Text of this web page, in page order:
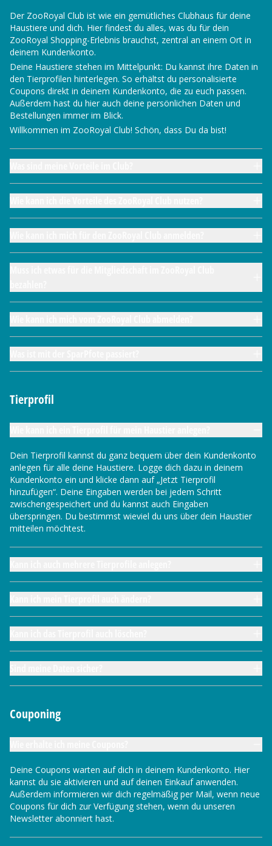
Der ZooRoyal Club ist wie ein gemütliches Clubhaus für deine
Haustiere und dich. Hier findest du alles, was du für dein
ZooRoyal Shopping-Erlebnis brauchst, zentral an einem Ort in
deinem Kundenkonto.
Deine Haustiere stehen im Mittelpunkt: Du kannst ihre Daten in
den Tierprofilen hinterlegen. So erhältst du personalisierte
Coupons direkt in deinem Kundenkonto, die zu euch passen.
Außerdem hast du hier auch deine persönlichen Daten und
Bestellungen immer im Blick.
Willkommen im ZooRoyal Club! Schön, dass Du da bist!
Tierprofil
Dein Tierprofil kannst du ganz bequem über dein Kundenkonto
anlegen für alle deine Haustiere. Logge dich dazu in deinem
Kundenkonto ein und klicke dann auf „Jetzt Tierprofil
hinzufügen“. Deine Eingaben werden bei jedem Schritt
zwischengespeichert und du kannst auch Eingaben
überspringen. Du bestimmst wieviel du uns über dein Haustier
mitteilen möchtest.
Couponing
Deine Coupons warten auf dich in deinem Kundenkonto. Hier
kannst du sie aktivieren und auf deinen Einkauf anwenden.
Außerdem informieren wir dich regelmäßig per Mail, wenn neue
Coupons für dich zur Verfügung stehen, wenn du unseren
Newsletter abonniert hast.